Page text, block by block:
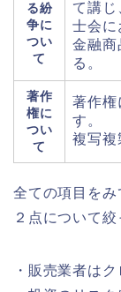
る紛
争に
つい
て
て講
士会に
金融商
る。
著作
権に
つい
て
著作権
す。
複写複
全ての項目を
２点について絞
・販売業者は